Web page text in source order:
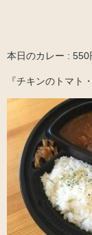
本日のカレー : 550
『チキンのトマト